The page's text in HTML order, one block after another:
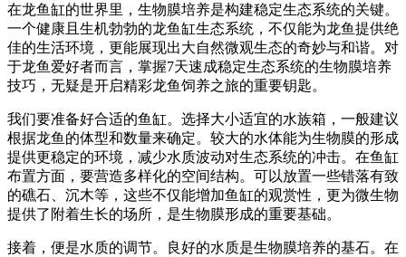
在龙鱼缸的世界里，生物膜培养是构建稳定生态系统的关键。
一个健康且生机勃勃的龙鱼缸生态系统，不仅能为龙鱼提供绝
佳的生活环境，更能展现出大自然微观生态的奇妙与和谐。对
于龙鱼爱好者而言，掌握7天速成稳定生态系统的生物膜培养
技巧，无疑是开启精彩龙鱼饲养之旅的重要钥匙。
我们要准备好合适的鱼缸。选择大小适宜的水族箱，一般建议
根据龙鱼的体型和数量来确定。较大的水体能为生物膜的形成
提供更稳定的环境，减少水质波动对生态系统的冲击。在鱼缸
布置方面，要营造多样化的空间结构。可以放置一些错落有致
的礁石、沉木等，这些不仅能增加鱼缸的观赏性，更为微生物
提供了附着生长的场所，是生物膜形成的重要基础。
接着，便是水质的调节。良好的水质是生物膜培养的基石。在